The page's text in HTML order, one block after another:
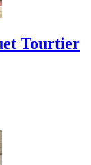
Tourtier